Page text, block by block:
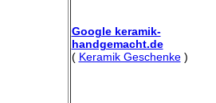
Google keramik-
handgemacht.de
( Keramik Geschenke)